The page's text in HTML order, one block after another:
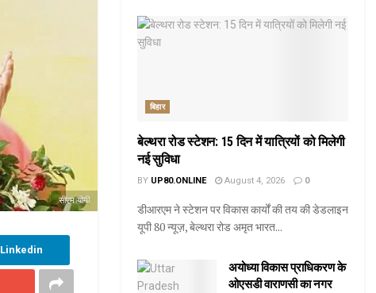
सीएम योगी
Linkedin
बिहार
बेल्थरा रोड स्टेशन: 15 दिन में यात्रियों को मिलेगी
नई सुविधा
BY UP80.ONLINE August 4, 2026 0
डीआरएम ने स्टेशन पर विकास कार्यों की तय की डेडलाइन
यूपी 80 न्यूज़, बेल्थरा रोड अमृत भारत...
अयोध्या विकास प्राधिकरण के
ओएसडी वाराणसी का नगर